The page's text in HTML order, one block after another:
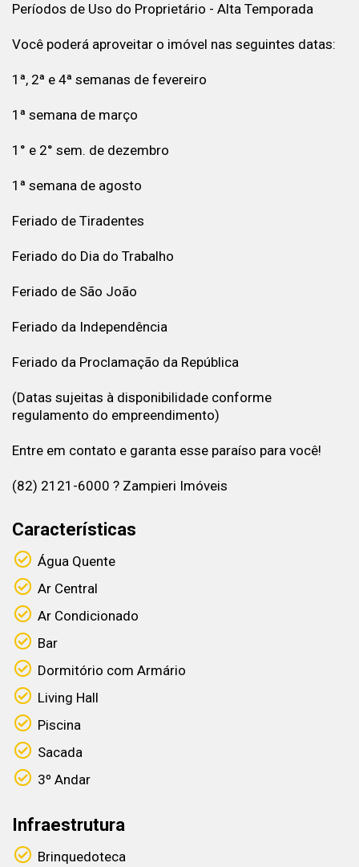
Períodos de Uso do Proprietário - Alta Temporada
Você poderá aproveitar o imóvel nas seguintes datas:
1ª, 2ª e 4ª semanas de fevereiro
1ª semana de março
1° e 2° sem. de dezembro
1ª semana de agosto
Feriado de Tiradentes
Feriado do Dia do Trabalho
Feriado de São João
Feriado da Independência
Feriado da Proclamação da República
(Datas sujeitas à disponibilidade conforme
regulamento do empreendimento)
Entre em contato e garanta esse paraíso para você!
(82) 2121-6000 ? Zampieri Imóveis
Características
Água Quente
Ar Central
Ar Condicionado
Bar
Dormitório com Armário
Living Hall
Piscina
Sacada
3º Andar
Infraestrutura
Brinquedoteca